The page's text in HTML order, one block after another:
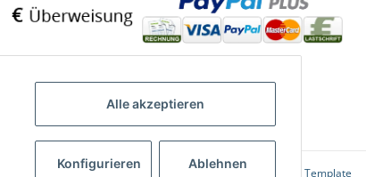
Alle akzeptieren
Konfigurieren Ablehnen
Powered by JTL-Shop|FIRE JTL-Shop Template